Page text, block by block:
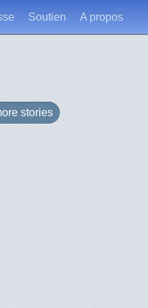
Soutien A propos
stories